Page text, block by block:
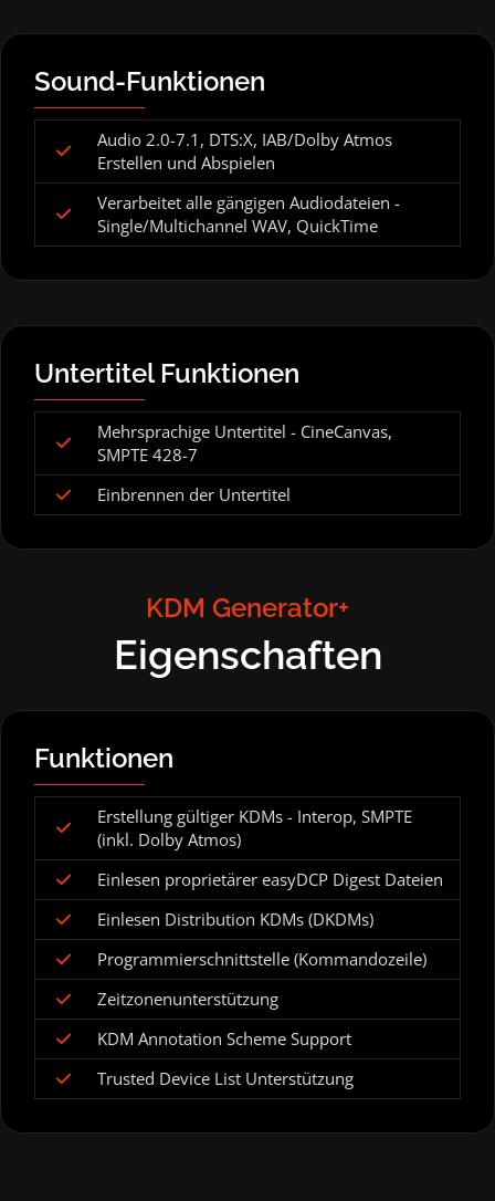
Sound-Funktionen
Audio 2.0-7.1, DTS:X, IAB/Dolby Atmos
Erstellen und Abspielen
Verarbeitet alle gängigen Audiodateien -
Single/Multichannel WAV, QuickTime
Untertitel Funktionen
Mehrsprachige Untertitel - CineCanvas,
SMPTE 428-7
Einbrennen der Untertitel
KDM Generator+
Eigenschaften
Funktionen
Erstellung gültiger KDMs - Interop, SMPTE
(inkl. Dolby Atmos)
Einlesen proprietärer easyDCP Digest Dateien
Einlesen Distribution KDMs (DKDMs)
Programmierschnittstelle (Kommandozeile)
Zeitzonenunterstützung
KDM Annotation Scheme Support
Trusted Device List Unterstützung